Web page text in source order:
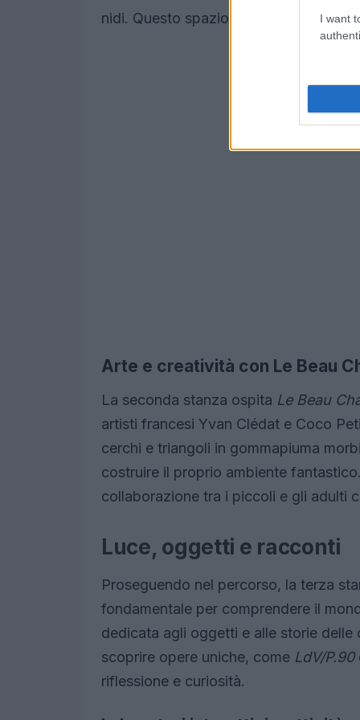
I want
nidi. Questo spazio stimola
Arte e creatività con Le Beau
La seconda stanza ospita Le Beau
artisti francesi Yvan Clédat e Coco
cerchi e triangoli in gommapiuma
costruire il proprio ambiente
collaborazione tra i piccoli e gli adulti
Luce, oggetti e racconti
Proseguendo nel percorso, la terza
fondamentale per comprendere il
dedicata agli oggetti e alle storie
scoprire opere uniche, come LdV/P.90
riflessione e curiosità.